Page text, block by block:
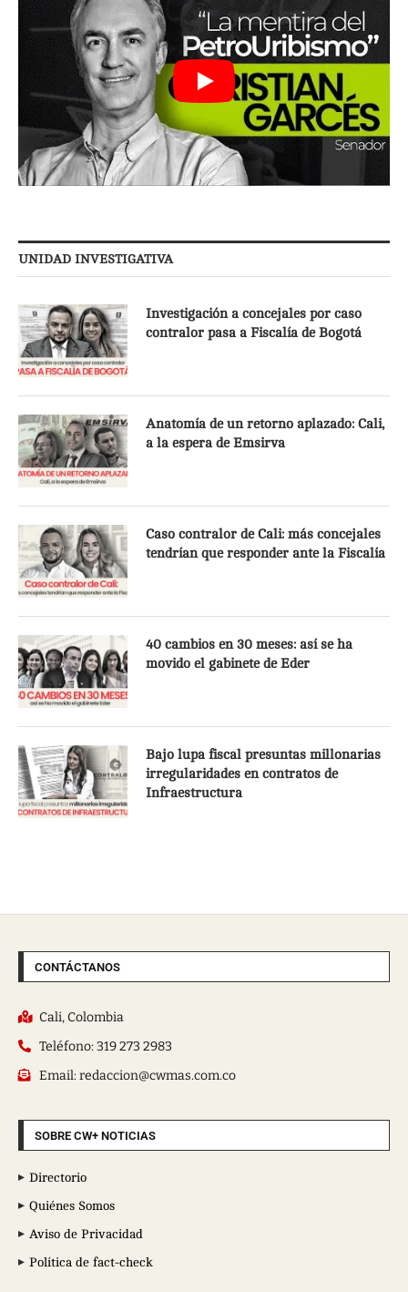
UNIDAD INVESTIGATIVA
Investigación a concejales por caso
contralor pasa a Fiscalía de Bogotá
Anatomía de un retorno aplazado: Cali,
a la espera de Emsirva
Caso contralor de Cali: más concejales
tendrían que responder ante la Fiscalía
40 cambios en 30 meses: así se ha
movido el gabinete de Eder
Bajo lupa fiscal presuntas millonarias
irregularidades en contratos de
Infraestructura
CONTÁCTANOS
Cali, Colombia
Teléfono: 319 273 2983
Email: redaccion@cwmas.com.co
SOBRE CW+ NOTICIAS
Directorio
Quiénes Somos
Aviso de Privacidad
Política de fact-check